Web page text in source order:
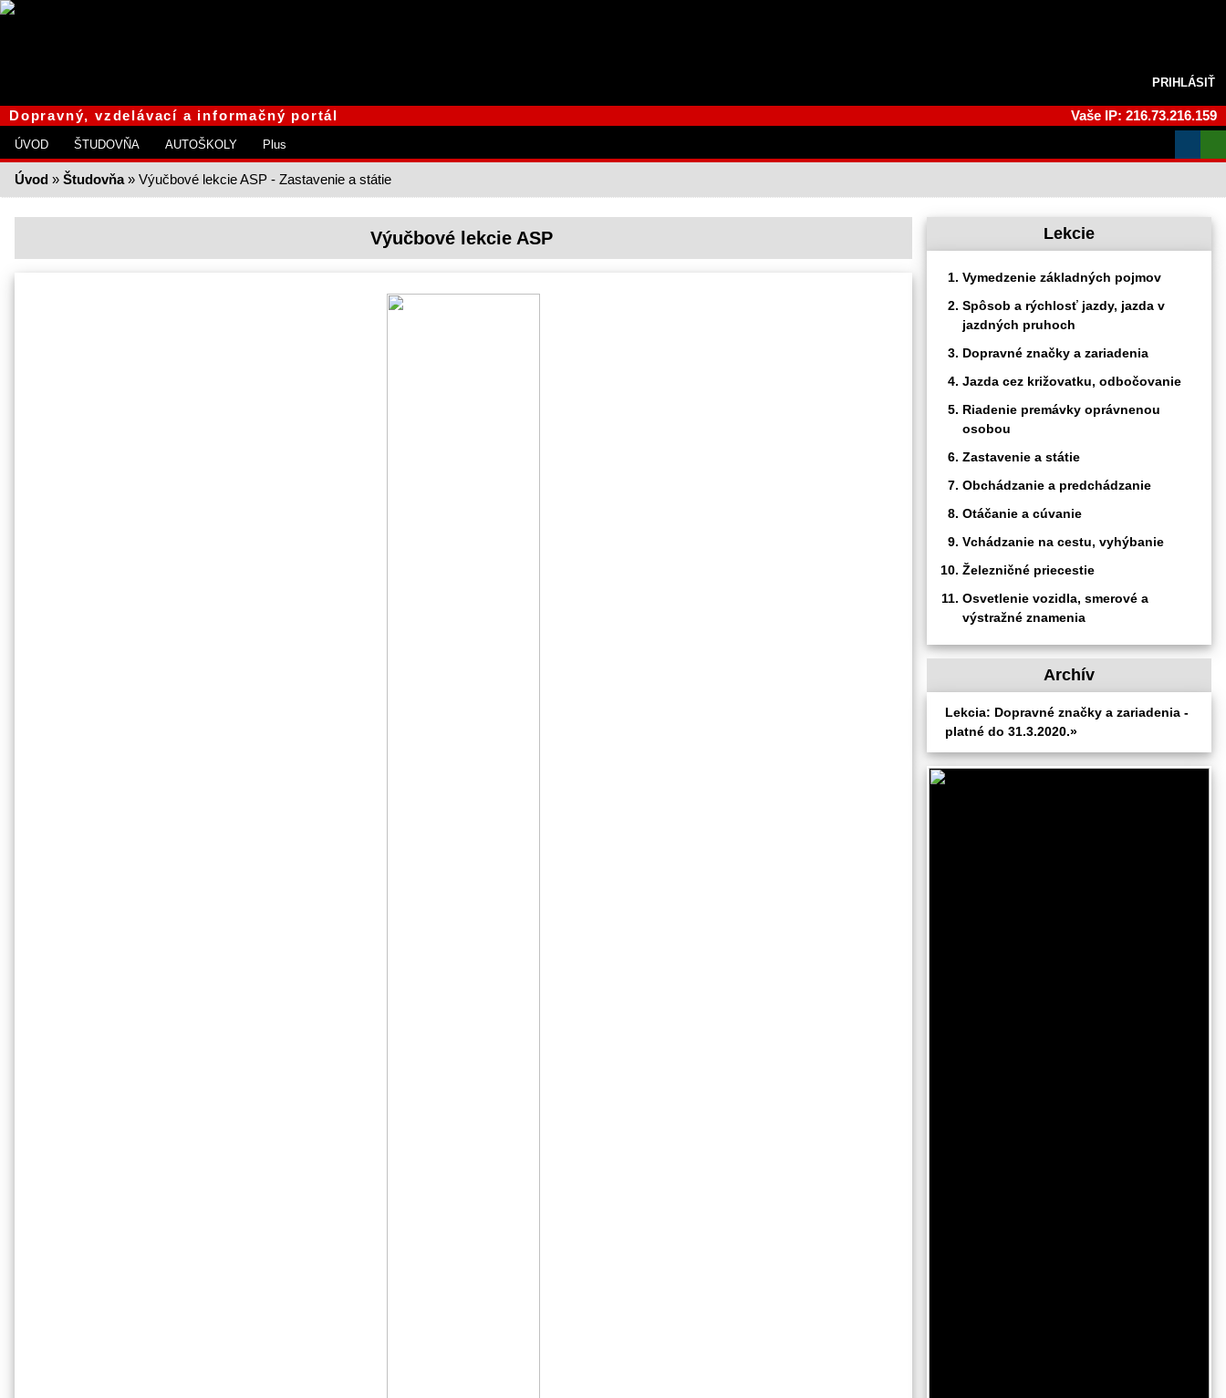
PRIHLÁSIŤ
Dopravný, vzdelávací a informačný portál Vaše IP: 216.73.216.159
ÚVOD ŠTUDOVŇA AUTOŠKOLY Plus
Úvod » Študovňa» Výučbové lekcie ASP - Zastavenie a státie
Výučbové lekcie ASP Lekcie
Vymedzenie základných pojmov
Spôsob a rýchlosť jazdy, jazda v
jazdných pruhoch
Dopravné značky a zariadenia
Jazda cez križovatku, odbočovanie
Riadenie premávky oprávnenou
osobou
Zastavenie a státie
Obchádzanie a predchádzanie
Otáčanie a cúvanie
Vchádzanie na cestu, vyhýbanie
Železničné priecestie
Osvetlenie vozidla, smerové a
výstražné znamenia
Archív
Lekcia: Dopravné značky a zariadenia -
platné do 31.3.2020.»